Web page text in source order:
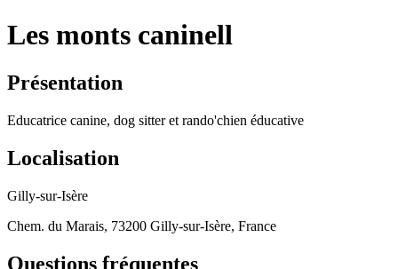
Les monts caninell
Présentation
Educatrice canine, dog sitter et rando'chien éducative
Localisation
Gilly-sur-Isère
Chem. du Marais, 73200 Gilly-sur-Isère, France
Questions fréquentes